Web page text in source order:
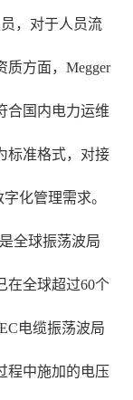
，对于人员流
质方面，Megger
合国内电力运维
标准格式，对接
化管理需求。
全球振荡波局
在全球超过60个
电缆振荡波局
程中施加的电压